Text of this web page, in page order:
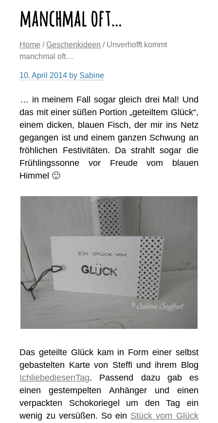
manchmal oft…
Home / Geschenkideen / Unverhofft kommt
manchmal oft…
10. April 2014 by Sabine
… in meinem Fall sogar gleich drei Mal! Und
das mit einer süßen Portion „geteiltem Glück“,
einem dicken, blauen Fisch, der mir ins Netz
gegangen ist und einem ganzen Schwung an
fröhlichen Festivitäten. Da strahlt sogar die
Frühlingssonne vor Freude vom blauen
Himmel 🙂
Das geteilte Glück kam in Form einer selbst
gebastelten Karte von Steffi und ihrem Blog
IchliebediesenTag. Passend dazu gab es
einen gestempelten Anhänger und einen
verpackten Schokoriegel um den Tag ein
wenig zu versüßen. So ein Stück vom Glück